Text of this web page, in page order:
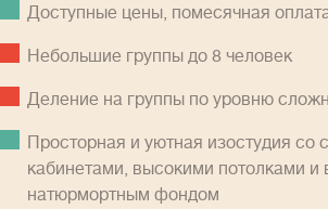
Доступные цены, помесячная
Небольшие группы до 8 человек
Деление на группы по уровню
Просторная и уютная изостудия со
кабинетами, высокими потолками
натюрмортным фондом